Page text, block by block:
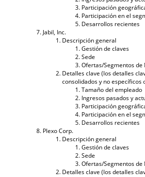
Participación
Participación en el
Desarrollos recientes
Jabil, Inc.
Descripción general
Gestión de claves
Sede
Ofertas/Segmentos de
Detalles clave (los detalles
consolidados y no específicos
Tamaño del empleado
Ingresos pasados ​​y
Participación
Participación en el
Desarrollos recientes
Plexo Corp.
Descripción general
Gestión de claves
Sede
Ofertas/Segmentos de
Detalles clave (los detalles